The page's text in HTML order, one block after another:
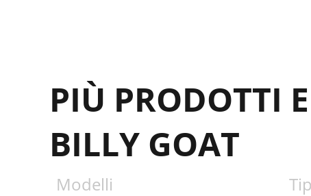
PIÙ PRODOTTI
BILLY GOAT
Modelli